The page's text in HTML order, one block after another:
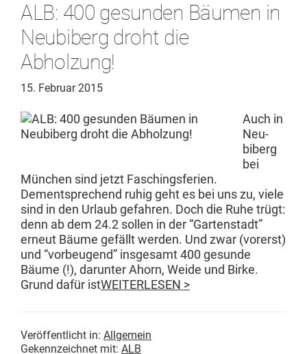
ALB: 400 gesunden Bäumen in
Neubiberg droht die
Abholzung!
15. Februar 2015
Auch in
Neu­
biberg
bei
München sind jet­zt Faschings­fe­rien.
Dementsprechend ruhig geht es bei uns zu, viele
sind in den Urlaub gefahren. Doch die Ruhe trügt:
denn ab dem 24.2 sollen in der “Garten­stadt”
erneut Bäume gefällt wer­den. Und zwar (vor­erst)
und “vor­beu­gend” ins­ge­samt 400 gesunde
Bäume (!), darunter Ahorn, Wei­de und Birke.
Grund dafür istWEITERLESEN >
Veröffentlicht in: Allgemein
Gekennzeichnet mit: ALB